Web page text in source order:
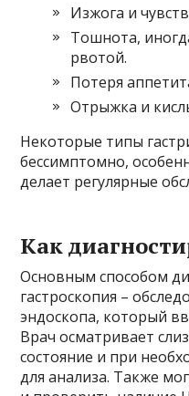
Изжога и
Тошнота,
рвотой.
Потеря
Отрыжка и
Некоторые типы
бессимптомно,
делает регулярные
Как
Основным способом
гастроскопия –
эндоскопа, который
Врач осматривает
состояние и при
для анализа. Также